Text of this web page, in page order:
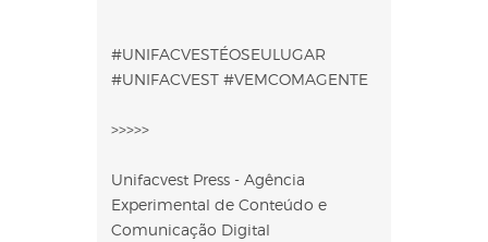
#UNIFACVESTÉOSEULUGAR
#UNIFACVEST #VEMCOMAGENTE
>>>>>
Unifacvest Press - Agência
Experimental de Conteúdo e
Comunicação Digital